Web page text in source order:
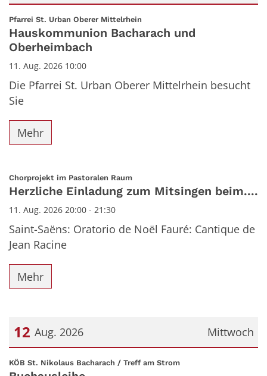
Datum: 11. August 2026
Pfarrei St. Urban Oberer Mittelrhein
Hauskommunion Bacharach und
Oberheimbach
11. Aug. 2026 10:00
Die Pfarrei St. Urban Oberer Mittelrhein besucht
Sie
Mehr
Chorprojekt im Pastoralen Raum:
Herzliche Einladung zum Mitsingen beim....
11. Aug. 2026 20:00 - 21:30
Saint-Saëns: Oratorio de Noël Fauré: Cantique de
Jean Racine
Mehr
Mittwoch
12 Aug. 2026
Datum: 12. August 2026
KÖB St. Nikolaus Bacharach / Treff am Strom: